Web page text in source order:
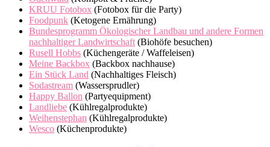
KRUU Fotobox (Fotobox für die Party)
Foodpunk (Ketogene Ernährung)
Bundesprogramm Ökologischer Landbau und andere Formen
nachhaltiger Landwirtschaft (Biohöfe besuchen)
Rusell Hobbs (Küchengeräte / Waffeleisen)
Meine Backbox (Backbox nachhause)
Ein Stück Land (Nachhaltiges Fleisch)
Sodastream (Wassersprudler)
Happy Ballon (Partyequipment)
Landliebe (Kühlregalprodukte)
Weihenstephan (Kühlregalprodukte)
Wesco (Küchenprodukte)